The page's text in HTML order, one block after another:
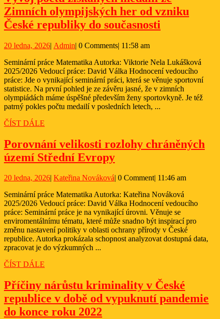
Zimních olympijských her od vzniku
České republiky do současnosti
medailí
ze
Zimních
vzniku
do
současnosti
20 ledna, 202620
2026
| AdminAdmin
| 0 Comments| 11:58 am
Seminární práce Matematika Autorka: Viktorie Nela Lukášková
2025/2026 Vedoucí práce: David Válka Hodnocení vedoucího
práce: Jde o vynikající seminární práci, která se věnuje sportovní
statistice. Na první pohled je ze závěru jasné, že v zimních
olympiádách máme úspěšné především ženy sportovkyně. Je též
patrný pokles počtu medailí v posledních letech, ...
ČÍST DÁLE
Porovnání velikosti rozlohy chráněných
území Střední EvropyPorovnání
rozlohy
chráněných
území
Střední
Evropy
20 ledna, 202620
2026
| Kateřina NovákováKateřina
| 0 Comment| 11:46 am
Seminární práce Matematika Autorka: Kateřina Nováková
2025/2026 Vedoucí práce: David Válka Hodnocení vedoucího
práce: Seminární práce je na vynikající úrovni. Věnuje se
enviromentálnímu tématu, které může snadno být inspirací pro
změnu nastavení politiky v oblasti ochrany přírody v České
republice. Autorka prokázala schopnost analyzovat dostupná data,
zpracovat je do výzkumných ...
ČÍST DÁLE
Příčiny nárůstu kriminality v České
republice v době od vypuknutí pandemie
do konce roku 2022